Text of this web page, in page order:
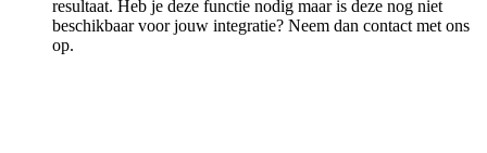
resultaat. Heb je deze functie nodig maar is deze nog niet
beschikbaar voor jouw integratie? Neem dan contact met ons
op.